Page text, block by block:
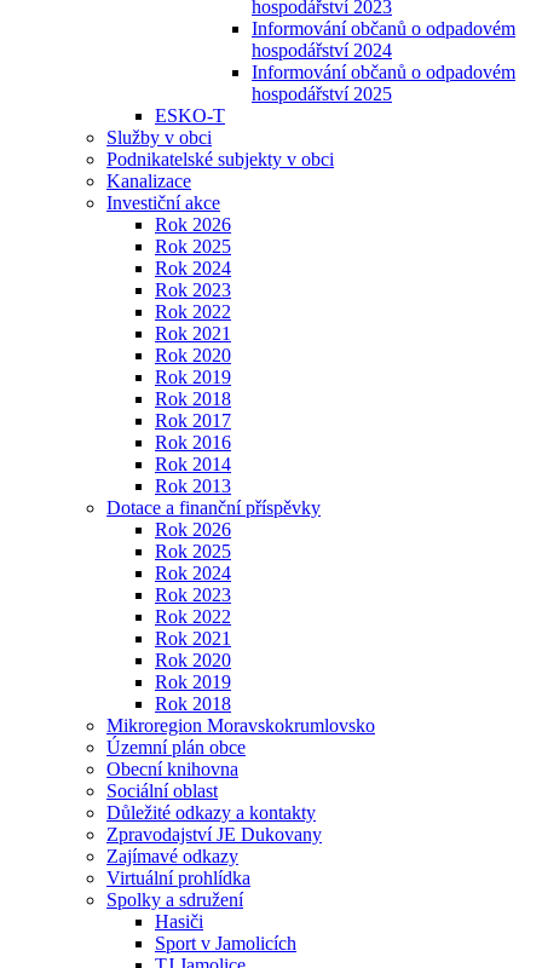
hospodářství 2023
Informování občanů o odpadovém
hospodářství 2024
Informování občanů o odpadovém
hospodářství 2025
ESKO-T
Služby v obci
Podnikatelské subjekty v obci
Kanalizace
Investiční akce
Rok 2026
Rok 2025
Rok 2024
Rok 2023
Rok 2022
Rok 2021
Rok 2020
Rok 2019
Rok 2018
Rok 2017
Rok 2016
Rok 2014
Rok 2013
Dotace a finanční příspěvky
Rok 2026
Rok 2025
Rok 2024
Rok 2023
Rok 2022
Rok 2021
Rok 2020
Rok 2019
Rok 2018
Mikroregion Moravskokrumlovsko
Územní plán obce
Obecní knihovna
Sociální oblast
Důležité odkazy a kontakty
Zpravodajství JE Dukovany
Zajímavé odkazy
Virtuální prohlídka
Spolky a sdružení
Hasiči
Sport v Jamolicích